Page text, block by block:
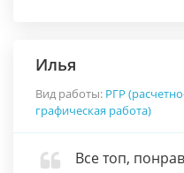
Илья
Вид работы: РГР
графическая работа)
Все топ,